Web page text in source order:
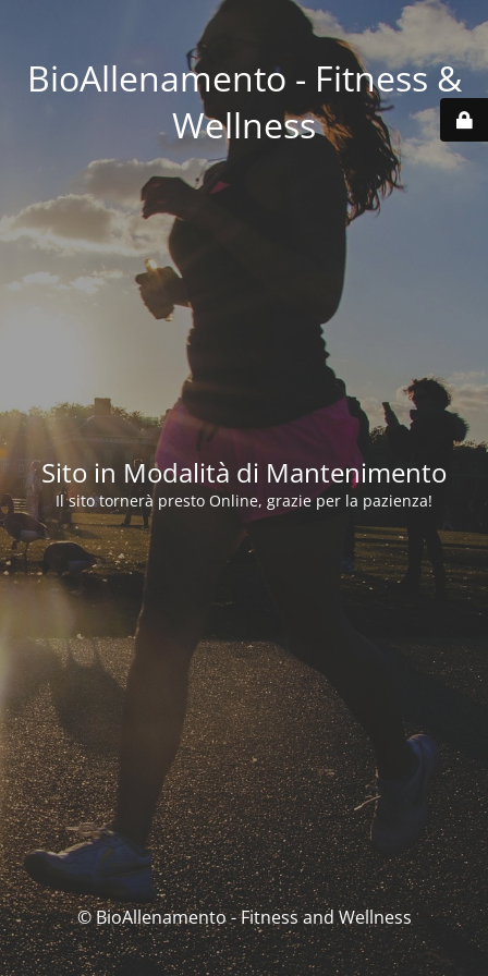
BioAllenamento - Fitness &
Wellness
Sito in Modalità di Mantenimento
Il sito tornerà presto Online, grazie per la pazienza!
© BioAllenamento - Fitness and Wellness